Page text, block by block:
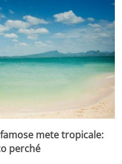
mete tropicale:
perché